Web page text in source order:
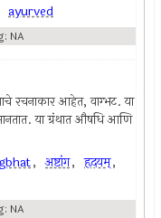
ayurved
NA
रचनाकार आहेत, वाग्भट. या
या ग्रंथात औषधि आणि
, अष्टांग, हृदयम्,
NA